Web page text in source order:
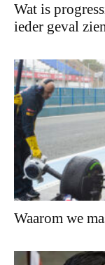
Wat is
ieder geval
Waarom we